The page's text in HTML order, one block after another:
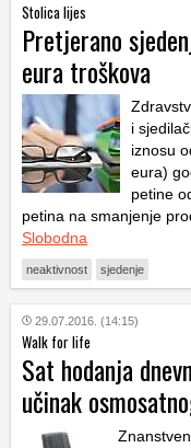
Stolica lijes
Pretjerano
eura troškova
i
iznosu
eura)
petine
petina na smanjenje
Slobodna
neaktivnost sjedenje
29.07.2016. (14:15)
Walk for life
Sat hodanja
učinak